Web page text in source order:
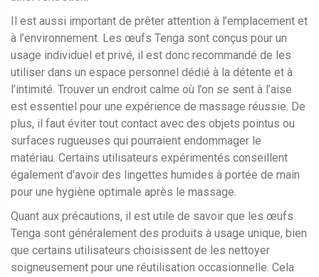
Il est aussi important de prêter attention à l’emplacement et
à l’environnement. Les œufs Tenga sont conçus pour un
usage individuel et privé, il est donc recommandé de les
utiliser dans un espace personnel dédié à la détente et à
l’intimité. Trouver un endroit calme où l’on se sent à l’aise
est essentiel pour une expérience de massage réussie. De
plus, il faut éviter tout contact avec des objets pointus ou
surfaces rugueuses qui pourraient endommager le
matériau. Certains utilisateurs expérimentés conseillent
également d'avoir des lingettes humides à portée de main
pour une hygiène optimale après le massage.
Quant aux précautions, il est utile de savoir que les œufs
Tenga sont généralement des produits à usage unique, bien
que certains utilisateurs choisissent de les nettoyer
soigneusement pour une réutilisation occasionnelle. Cela